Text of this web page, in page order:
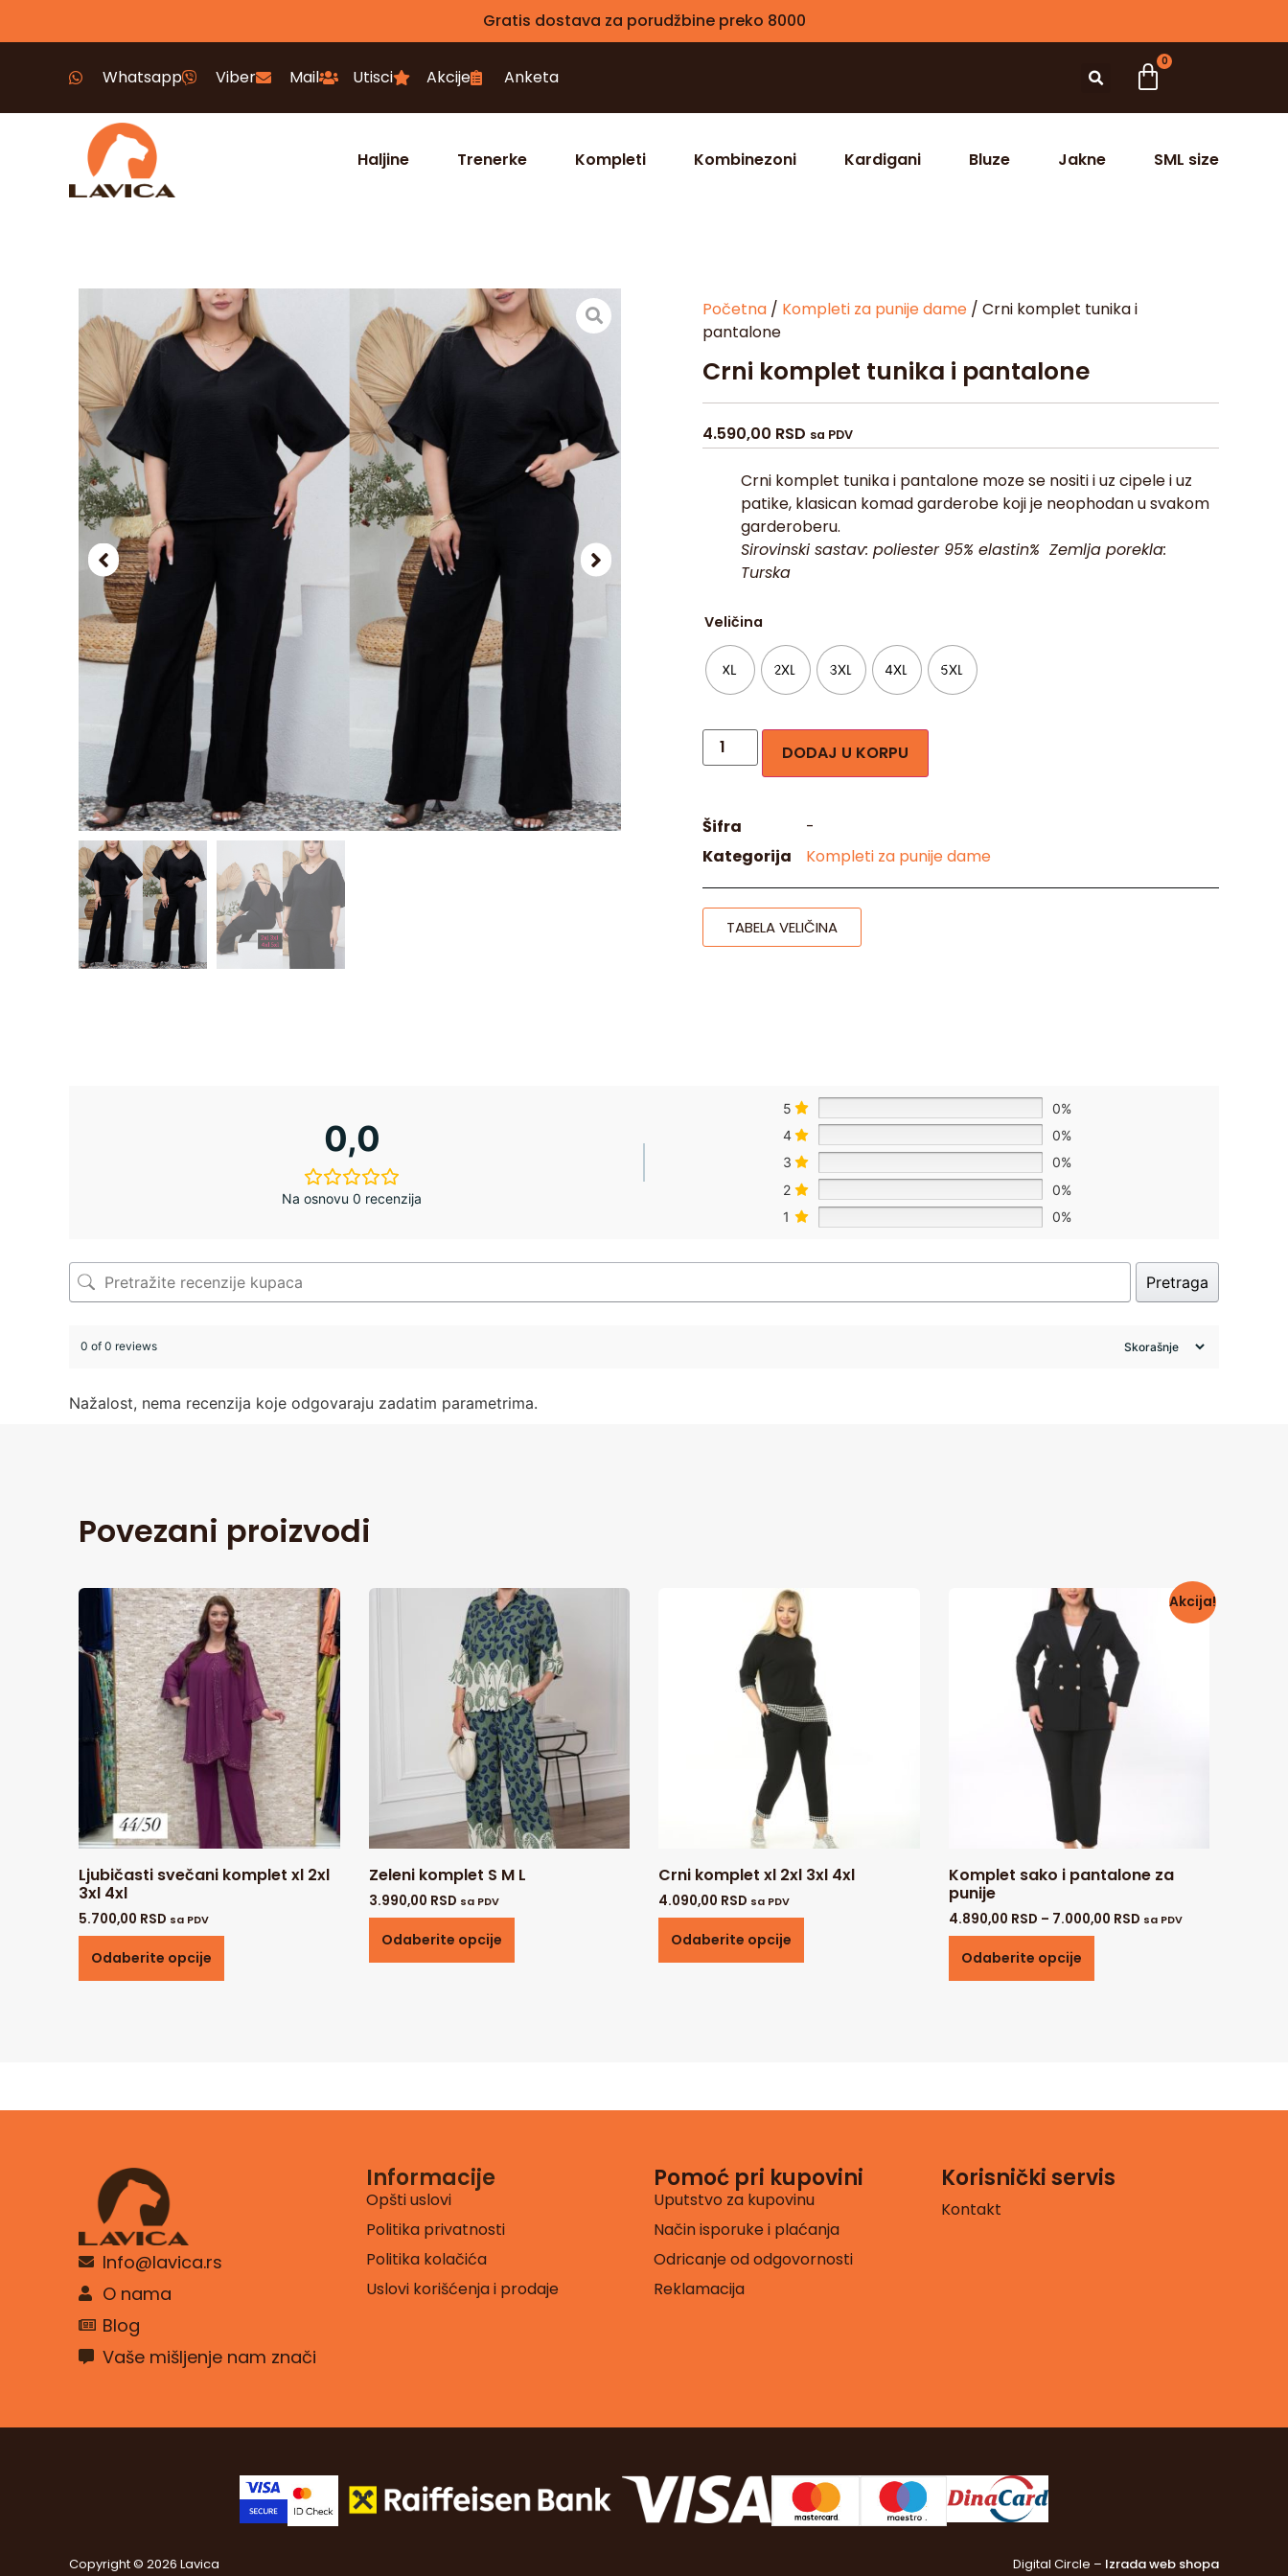
Gratis dostava za porudžbine preko 8000
Whatsapp Viber Mail Utisci Akcije Anketa
0
Haljine Trenerke Kompleti Kombinezoni Kardigani Bluze Jakne SML size
Početna/ Kompleti za punije dame/ Crni komplet tunika i
pantalone
Crni komplet tunika i pantalone
4.590,00 RSD sa PDV
Crni komplet tunika i pantalone moze se nositi i uz cipele i uz
patike, klasican komad garderobe koji je neophodan u svakom
garderoberu.
Sirovinski sastav: poliester 95% elastin% Zemlja porekla:
Turska
Veličina
XL 2XL 3XL 4XL 5XL
DODAJ U KORPU
Šifra
-
Kategorija
Kompleti za punije dame
TABELA VELIČINA
0,0
Na osnovu 0 recenzija
5
0%
4
0%
3
0%
2
0%
1
0%
Pretraga
0 of 0 reviews
Nažalost, nema recenzija koje odgovaraju zadatim parametrima.
Povezani proizvodi
Ljubičasti svečani komplet xl 2xl
3xl 4xl
5.700,00 RSD sa PDV
Odaberite opcije
Zeleni komplet S M L
3.990,00 RSD sa PDV
Odaberite opcije
Crni komplet xl 2xl 3xl 4xl
4.090,00 RSD sa PDV
Odaberite opcije
Akcija!
Komplet sako i pantalone za
punije
4.890,00 RSD – 7.000,00 RSD sa PDV
Odaberite opcije
Info@lavica.rs
O nama
Blog
Vaše mišljenje nam znači
Informacije
Opšti uslovi
Politika privatnosti
Politika kolačića
Uslovi korišćenja i prodaje
Pomoć pri kupovini
Uputstvo za kupovinu
Način isporuke i plaćanja
Odricanje od odgovornosti
Reklamacija
Korisnički servis
Kontakt
Copyright © 2026 Lavica Digital Circle – Izrada web shopa